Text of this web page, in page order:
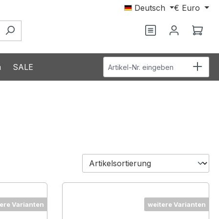
Deutsch € Euro
SALE Artikel-Nr. eingeben
Varianten weitere Varianten